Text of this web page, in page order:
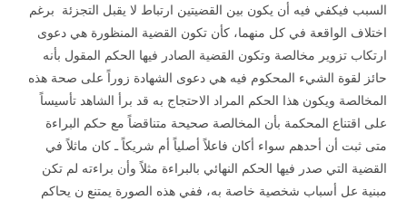
السبب فيكفي فيه أن يكون بين القضيتين ارتباط لا يقبل التجزئة برغم
اختلاف الواقعة في كل منهما، كأن تكون القضية المنظورة هي دعوى
ارتكاب تزوير مخالصة وتكون القضية الصادر فيها الحكم المقول بأنه
حائز لقوة الشيء المحكوم فيه هي دعوى الشهادة زوراً على صحة هذه
المخالصة ويكون هذا الحكم المراد الاحتجاج به قد برأ الشاهد تأسيساً
على اقتناع المحكمة بأن المخالصة صحيحة متناقضاً مع حكم البراءة
متى ثبت أن أحدهم سواء أكان فاعلاً أصلياً أم شريكاً ـ كان ماثلاً في
القضية التي صدر فيها الحكم النهائي بالبراءة مثلاً وأن براءته لم تكن
مبنية عل أسباب شخصية خاصة به، ففي هذه الصورة يمتنع ن يحاكم